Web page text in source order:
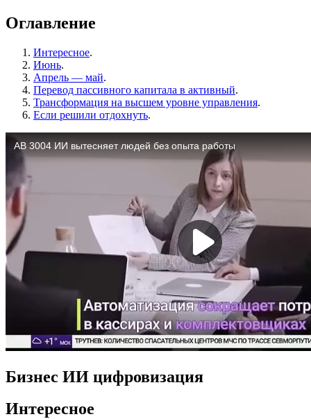
Оглавление
Интересное.
Июнь.
Апрель — май.
Перевод пассивного капитала в активный.
Трансформация на высшем уровне управления.
Если решили отдохнуть.
Бизнес ИИ цифровизация
Интересное